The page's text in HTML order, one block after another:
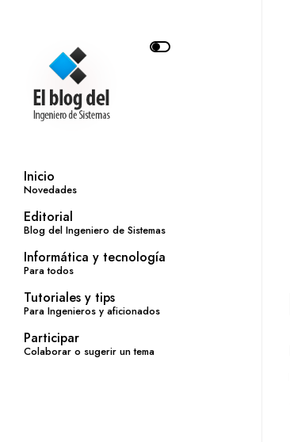
Inicio
Novedades
Editorial
Blog del Ingeniero de Sistemas
Informática y tecnología
Para todos
Tutoriales y tips
Para Ingenieros y aficionados
Participar
Colaborar o sugerir un tema